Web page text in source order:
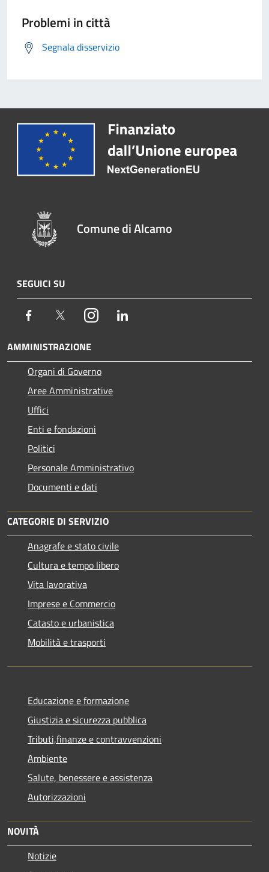
Problemi in città
Segnala disservizio
Comune di Alcamo
SEGUICI SU
Facebook TwitterInstagram
AMMINISTRAZIONE
Organi di Governo
Aree Amministrative
Uffici
Enti e fondazioni
Politici
Personale Amministrativo
Documenti e dati
CATEGORIE DI SERVIZIO
Anagrafe e stato civile
Cultura e tempo libero
Vita lavorativa
Imprese e Commercio
Catasto e urbanistica
Mobilità e trasporti
Educazione e formazione
Giustizia e sicurezza pubblica
Tributi,finanze e contravvenzioni
Ambiente
Salute, benessere e assistenza
Autorizzazioni
NOVITÀ
Notizie